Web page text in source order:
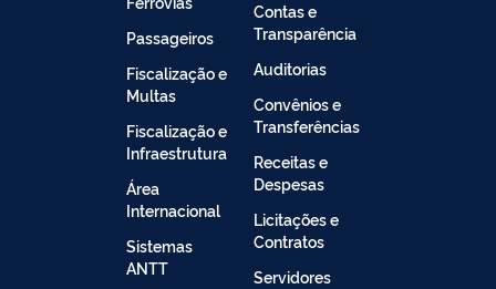
Passageiros
Fiscalização e
Multas
Fiscalização e
Infraestrutura
Área
Internacional
Sistemas
ANTT
Contas e
Transparência
Auditorias
Convênios e
Transferências
Receitas e
Despesas
Licitações e
Contratos
Servidores